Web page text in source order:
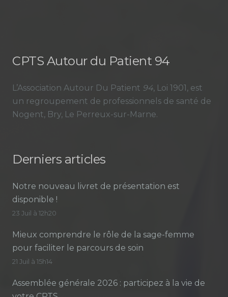
CPTS Autour du Patient 94
L’Association Autour Du Patient 94, Loi 1901, est
un regroupement de professionnels de santé de
Nogent, Bry, Le Perreux-sur-Marne.
Derniers articles
Notre nouveau livret de présentation est
disponible !
23 Juil à 12h20
Mieux comprendre le rôle de la sage-femme
pour faciliter le parcours de soin
21 Juil à 15h14
Assemblée générale 2026 : participez à la vie de